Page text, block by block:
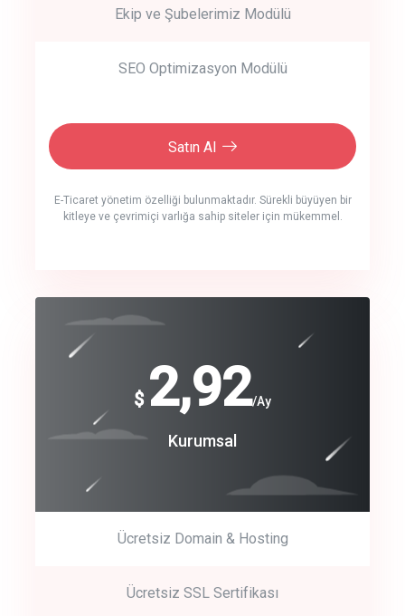
Ekip ve Şubelerimiz Modülü
SEO Optimizasyon Modülü
Satın Al
E-Ticaret yönetim özelliği bulunmaktadır. Sürekli büyüyen bir
kitleye ve çevrimiçi varlığa sahip siteler için mükemmel.
crm auto cync
track energy costs
Get Started
Start by trying our service for 30 days free trial no credit card
$ 2,92/Ay
Kurumsal
Ücretsiz Domain & Hosting
Ücretsiz SSL Sertifikası
$
240
Coroprate